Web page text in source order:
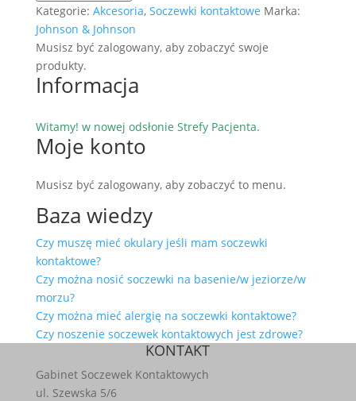
Oasys
1
day
for
astigmat.
dni
roboczych)
Kategorie: Akcesoria, Soczewki kontaktowe Marka:
Johnson & Johnson
Musisz być zalogowany, aby zobaczyć swoje
produkty.
Informacja
Witamy! w nowej odsłonie Strefy Pacjenta.
Moje konto
Musisz być zalogowany, aby zobaczyć to menu.
Baza wiedzy
Czy muszę mieć okulary jeśli mam soczewki
kontaktowe?
Czy można nosić soczewki na basenie/w jeziorze/w
morzu?
Czy można mieć alergię na soczewki kontaktowe?
Czy noszenie soczewek kontaktowych jest zdrowe?
KONTAKT
Gabinet Soczewek Kontaktowych
ul. Szewska 5/6